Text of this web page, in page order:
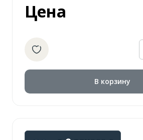
Цена
В корзину